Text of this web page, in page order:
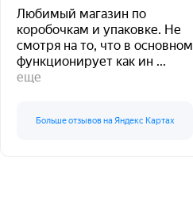
Любимый магазин по
коробочкам и упаковке. Не
смотря на то, что в основном
функционирует как ин ...
еще
Больше отзывов на Яндекс Картах